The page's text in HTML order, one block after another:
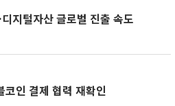
지털자산 글로벌 진출 속도
인 결제 협력 재확인